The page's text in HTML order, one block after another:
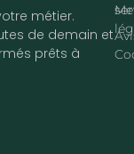
métier.
de demain et
prêts à